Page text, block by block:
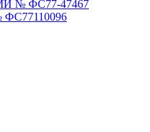
№ ФС77-47467